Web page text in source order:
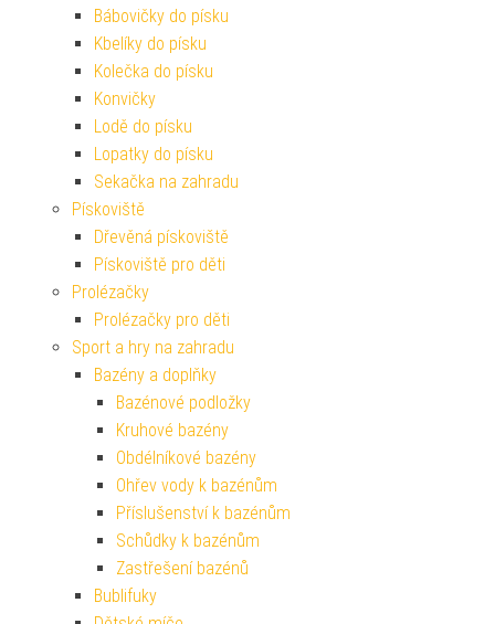
Bábovičky do písku
Kbelíky do písku
Kolečka do písku
Konvičky
Lodě do písku
Lopatky do písku
Sekačka na zahradu
Pískoviště
Dřevěná pískoviště
Pískoviště pro děti
Prolézačky
Prolézačky pro děti
Sport a hry na zahradu
Bazény a doplňky
Bazénové podložky
Kruhové bazény
Obdélníkové bazény
Ohřev vody k bazénům
Příslušenství k bazénům
Schůdky k bazénům
Zastřešení bazénů
Bublifuky